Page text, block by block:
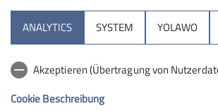
Programm
DAV
ANALYTICS SYSTEM YOLAWO
Akzeptieren (Übertragung von
Cookie Beschreibung